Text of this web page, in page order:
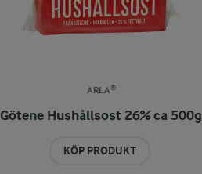
ARLA®
Götene Hushållsost 26% ca 500g
KÖP PRODUKT